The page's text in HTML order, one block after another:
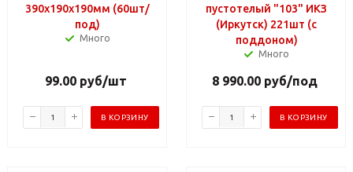
390х190х190мм (60шт/
под)
Много
99.00 руб/шт
В КОРЗИНУ
пустотелый "103" ИКЗ
(Иркутск) 221шт (с
поддоном)
Много
8 990.00 руб/под
В КОРЗИНУ